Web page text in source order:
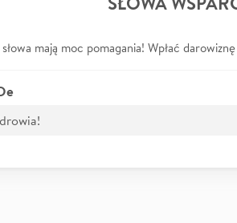
mają moc pomagania! Wpłać